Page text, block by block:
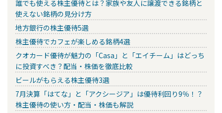
誰でも使える株主優待とは？家族や友人に譲渡できる銘柄と
使えない銘柄の見分け方
地方銀行の株主優待5選
株主優待でカフェが楽しめる銘柄4選
クオカード優待が魅力の「Casa」と「エイチーム」はどっち
に投資すべき？配当・株価を徹底比較
ビールがもらえる株主優待3選
7月決算「はてな」と「アクシージア」は優待利回り9％！？
株主優待の使い方・配当・株価も解説